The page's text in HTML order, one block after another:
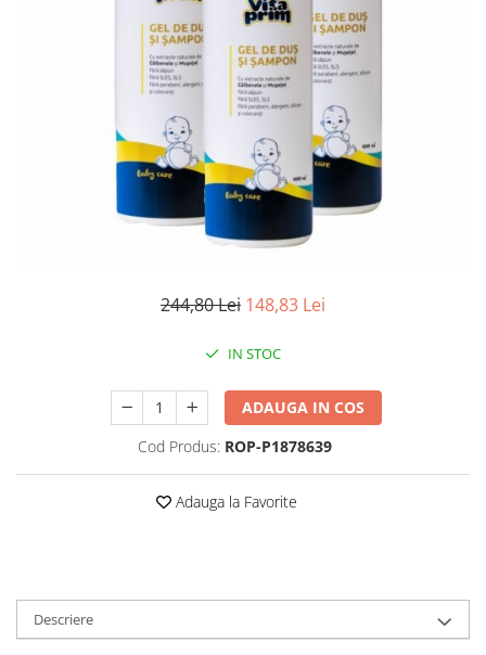
Altele-Suplimente alimentare
244,80 Lei 148,83 Lei
IN STOC
ADAUGA IN COS
Cod Produs: ROP-P1878639
Adauga la Favorite
Descriere